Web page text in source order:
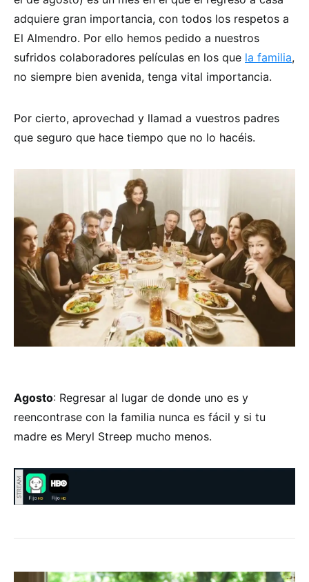
adquiere gran importancia, con todos los respetos a
El Almendro. Por ello hemos pedido a nuestros
sufridos colaboradores películas en los que la familia,
no siempre bien avenida, tenga vital importancia.
Por cierto, aprovechad y llamad a vuestros padres
que seguro que hace tiempo que no lo hacéis.
Agosto: Regresar al lugar de donde uno es y
reencontrase con la familia nunca es fácil y si tu
madre es Meryl Streep mucho menos.